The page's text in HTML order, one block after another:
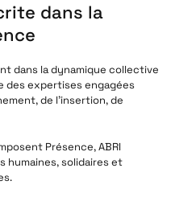
dans la
dans la dynamique collective
des expertises engagées
de l’insertion, de
Présence, ABRI
humaines, solidaires et